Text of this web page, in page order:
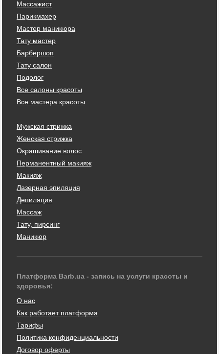
Массажист
Парикмахер
Мастер маникюра
Тату мастер
Барбершоп
Тату салон
Подолог
Все салоны красоты
Все мастера красоты
Мужская стрижка
Женская стрижка
Окрашивание волос
Перманентный макияж
Макияж
Лазерная эпиляция
Депиляция
Массаж
Тату, пирсинг
Маникюр
Платформа Barb.ua - запись на услуги красоты и
здоровья:
О нас
Как работает платформа
Тарифы
Политика конфиденциальности
Договор оферты